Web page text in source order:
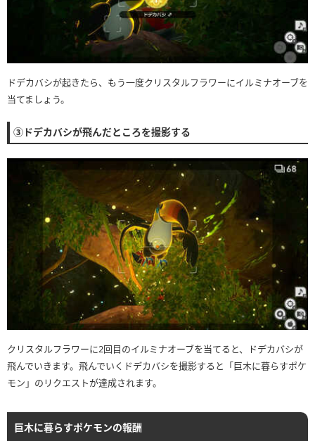
ドデカバシが起きたら、もう一度クリスタルフラワーにイルミナオーブを
当てましょう。
③ドデカバシが飛んだところを撮影する
クリスタルフラワーに2回目のイルミナオーブを当てると、ドデカバシが
飛んでいきます。飛んでいくドデカバシを撮影すると「巨木に暮らすポケ
モン」のリクエストが達成されます。
巨木に暮らすポケモンの報酬